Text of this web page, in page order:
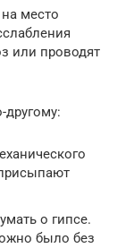
место
или проводят
о гипсе.
было без